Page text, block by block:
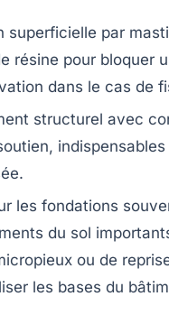
superficielle par
résine pour bloquer
dans le cas de
structurel avec
les fondations
du sol
ou de
les bases du